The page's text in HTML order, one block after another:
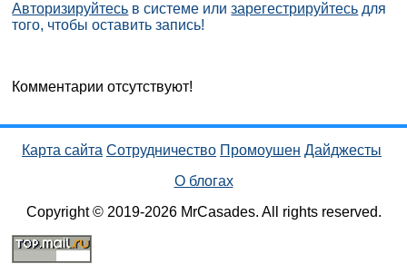
Авторизируйтесь в системе илизарегестрируйтесь для
того, чтобы оставить запись!
Комментарии отсутствуют!
Карта сайта Сотрудничество Промоушен Дайджесты
О блогах
Copyright © 2019-2026 MrCasades. All rights reserved.